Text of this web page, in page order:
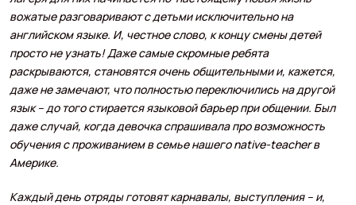
вожатые разговаривают с детьми исключительно на
английском языке. И, честное слово, к концу смены детей
просто не узнать! Даже самые скромные ребята
раскрываются, становятся очень общительными и, кажется,
даже не замечают, что полностью переключились на другой
язык – до того стирается языковой барьер при общении. Был
даже случай, когда девочка спрашивала про возможность
обучения с проживанием в семье нашего native-teacher в
Америке.
Каждый день отряды готовят карнавалы, выступления – и,